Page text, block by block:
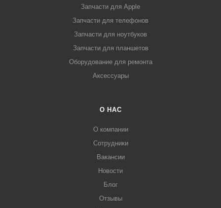
Запчасти для Apple
Запчасти для телефонов
Запчасти для ноутбуков
Запчасти для планшетов
Оборудование для ремонта
Аксессуары
О НАС
О компании
Сотрудники
Вакансии
Новости
Блог
Отзывы